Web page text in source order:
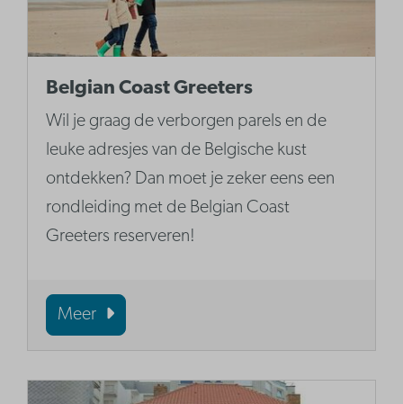
Belgian Coast Greeters
Wil je graag de verborgen parels en de
leuke adresjes van de Belgische kust
ontdekken? Dan moet je zeker eens een
rondleiding met de Belgian Coast
Greeters reserveren!
Meer